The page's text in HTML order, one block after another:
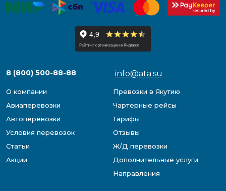
8 (800) 500-88-88 info@ata.su
О компании
Превозки в Якутию
Авиаперевозки
Чартерные рейсы
Автоперевозки
Тарифы
Условия перевозок
Отзывы
Статьи
Ж/Д перевозки
Акции
Дополнительные услуги
Направления